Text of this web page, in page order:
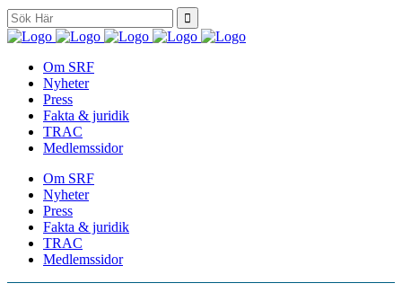
Search
for:
Om SRF
Nyheter
Press
Fakta & juridik
TRAC
Medlemssidor
Om SRF
Nyheter
Press
Fakta & juridik
TRAC
Medlemssidor